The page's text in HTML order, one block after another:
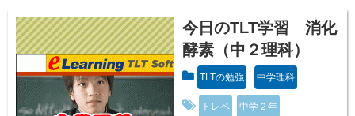
今日のTLT学習 消化
酵素（中２理科）
TLTの勉強 中学理科
トレペ 中学２年